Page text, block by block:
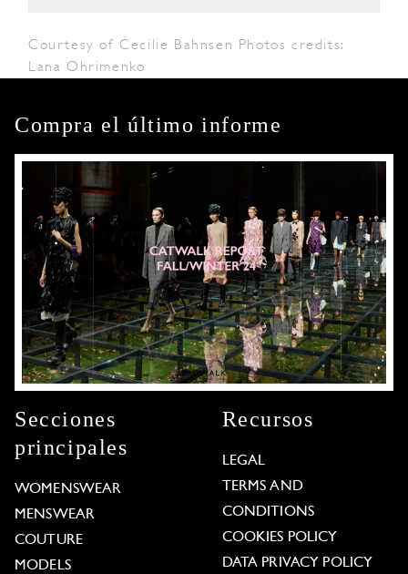
Courtesy of Cecilie Bahnsen Photos credits:
Lana Ohrimenko
Compra el último informe
Secciones
principales
WOMENSWEAR
MENSWEAR
COUTURE
MODELS
Recursos
LEGAL
TERMS AND
CONDITIONS
COOKIES POLICY
DATA PRIVACY POLICY